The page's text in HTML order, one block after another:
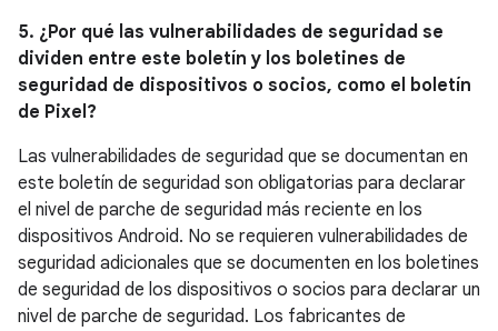
5. ¿Por qué las vulnerabilidades de seguridad se
dividen entre este boletín y los boletines de
seguridad de dispositivos o socios, como el boletín
de Pixel?
Las vulnerabilidades de seguridad que se documentan en
este boletín de seguridad son obligatorias para declarar
el nivel de parche de seguridad más reciente en los
dispositivos Android. No se requieren vulnerabilidades de
seguridad adicionales que se documenten en los boletines
de seguridad de los dispositivos o socios para declarar un
nivel de parche de seguridad. Los fabricantes de